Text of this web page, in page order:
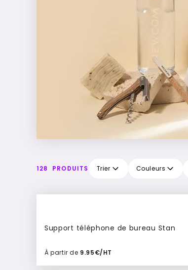
128 PRODUITS Trier Couleurs
Support téléphone de bureau Stan
À partir de 9.95€/HT
Ajouter à mon devis